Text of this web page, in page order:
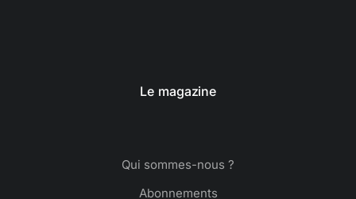
Le magazine
Qui sommes-nous ?
Abonnements